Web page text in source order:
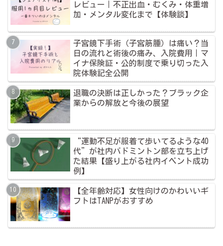
レビュー｜不正出血・むくみ・体重増
加・メンタル変化まで【体験談】
子宮鏡下手術（子宮筋腫）は痛い？当
日の流れと術後の痛み、入院費用｜マ
イナ保険証・公的制度で乗り切った入
院体験記全公開
退職の決断は正しかった？ブラック企
業からの解放と今後の展望
“運動不足が服着て歩いてるような40
代”が社内バドミントン部を立ち上げ
た結果【盛り上がる社内イベント成功
例】
【全年齢対応】女性向けのかわいいギ
フトはTANPがおすすめ